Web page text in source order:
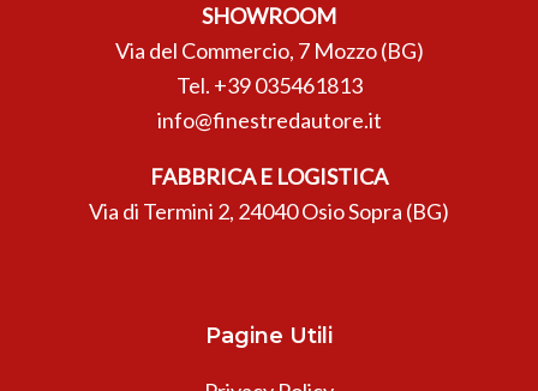
SHOWROOM
Via del Commercio, 7 Mozzo (BG)
Tel. +39 035461813
info@finestredautore.it
FABBRICA E LOGISTICA
Via di Termini 2, 24040 Osio Sopra (BG)
Pagine Utili